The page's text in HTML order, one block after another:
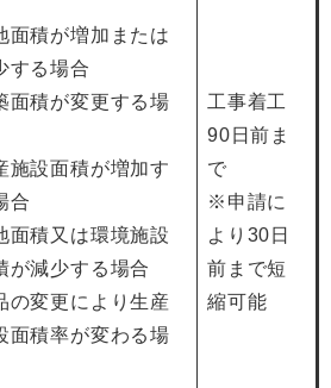
面積が増加または
する場合
面積が変更する場
施設面積が増加す
合
面積又は環境施設
が減少する場合
の変更により生産
面積率が変わる場
工事着工
90日前ま
で
※申請に
より30日
前まで短
縮可能